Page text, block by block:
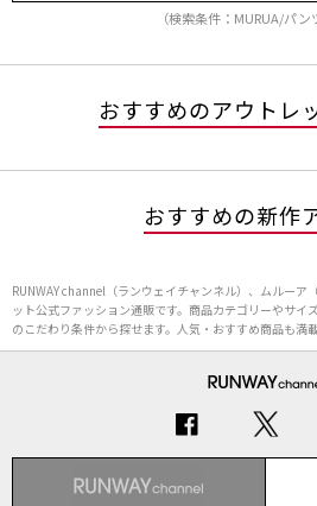
（検索条件：MURUA/パン
おすすめのアウトレ
おすすめの新作
RUNWAY channel（ランウェイチャンネル）、ムルーア
ット公式ファッション通販です。商品カテゴリーやサイ
のこだわり条件から探せます。人気・おすすめ商品も満